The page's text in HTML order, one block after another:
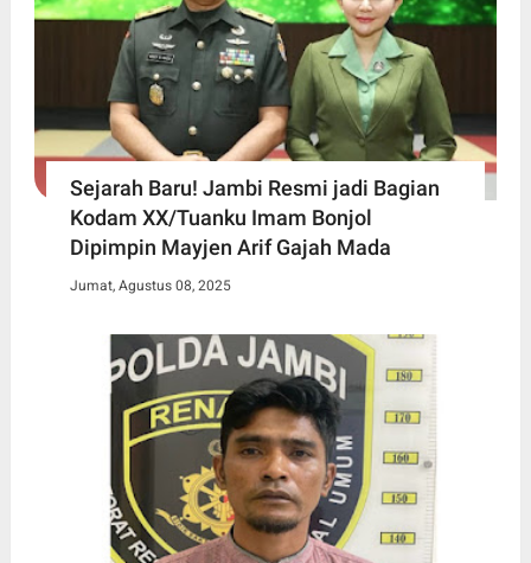
Sejarah Baru! Jambi Resmi jadi Bagian
Kodam XX/Tuanku Imam Bonjol
Dipimpin Mayjen Arif Gajah Mada
Jumat, Agustus 08, 2025